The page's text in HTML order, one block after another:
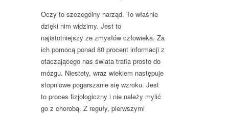
Oczy to szczególny narząd. To właśnie
dzięki nim widzimy. Jest to
najistotniejszy ze zmysłów człowieka. Za
ich pomocą ponad 80 procent informacji z
otaczającego nas świata trafia prosto do
mózgu. Niestety, wraz wiekiem następuje
stopniowe pogarszanie się wzroku. Jest
to proces fizjologiczny i nie należy mylić
go z chorobą. Z reguły, pierwszymi